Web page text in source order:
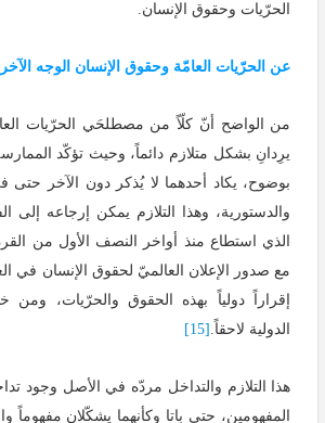
الحرّيات وحقوق الإنسان.
عن الحرّيات العامّة وحقوق الإنسان الوجه
من الواضح أنّ كلّاً من مصطلحَي الحرّيات
يرِدانِ بشكل متلازم دائماً، وحيث تؤكّد
بوضوح، يكاد أحدهما لا يُذكر دون الآخر حتى
والدستورية، وهذا التلازم يمكن إرجاعه إلى
الذي استطاع منذ أواخر النصف الأول من
إقراراً دولياً بهذه الحقوق والحرّيات، ومن
الدولية لاحقاً. [15]
هذا التلازم والتداخل مردّه في الأصل وجود
المفهومين، حتى باتا وكأنهما يشكّلان مفهوماً